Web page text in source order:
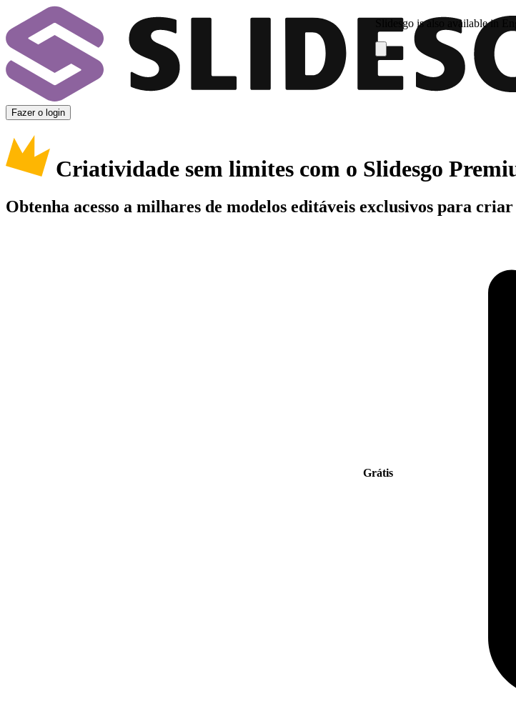
Slidesgo is also available in
Fazer o login
Criatividade sem limites com o Slidesgo
Obtenha acesso a milhares de modelos editáveis exclusivos para
Grátis